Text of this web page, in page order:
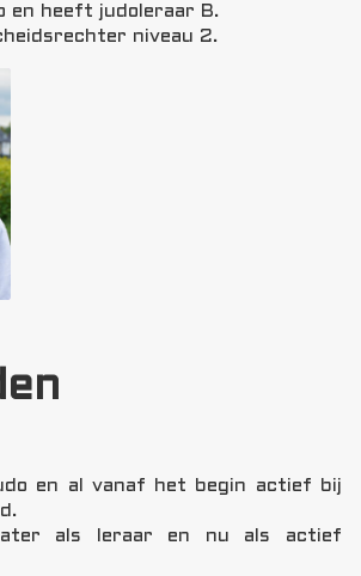
en heeft judoleraar B.
niveau 2.
en al vanaf het begin actief bij
als leraar en nu als actief